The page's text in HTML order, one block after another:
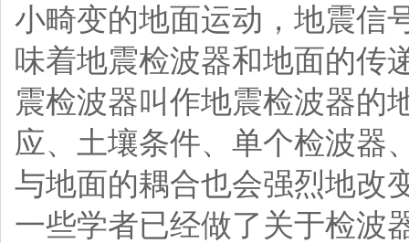
小畸变的地面运动，地震信
味着地震检波器和地面的传
震检波器叫作地震检波器的
应、土壤条件、单个检波器
与地面的耦合也会强烈地改
一些学者已经做了关于检波